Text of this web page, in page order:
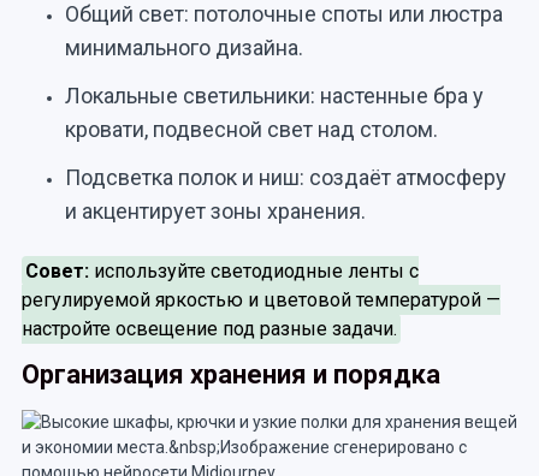
Общий свет: потолочные споты или люстра
минимального дизайна.
Локальные светильники: настенные бра у
кровати, подвесной свет над столом.
Подсветка полок и ниш: создаёт атмосферу
и акцентирует зоны хранения.
Совет: используйте светодиодные ленты с
регулируемой яркостью и цветовой температурой —
настройте освещение под разные задачи.
Организация хранения и порядка